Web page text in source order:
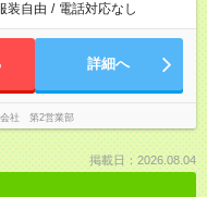
装自由 / 電話対応なし
詳細へ
会社 第2営業部
掲載日：2026.08.04